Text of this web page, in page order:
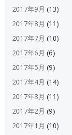
2017年9月 (13)
2017年8月 (11)
2017年7月 (10)
2017年6月 (6)
2017年5月 (9)
2017年4月 (14)
2017年3月 (11)
2017年2月 (9)
2017年1月 (10)